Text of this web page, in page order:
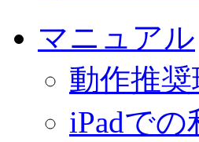
マニュアル
動作推
iPadで